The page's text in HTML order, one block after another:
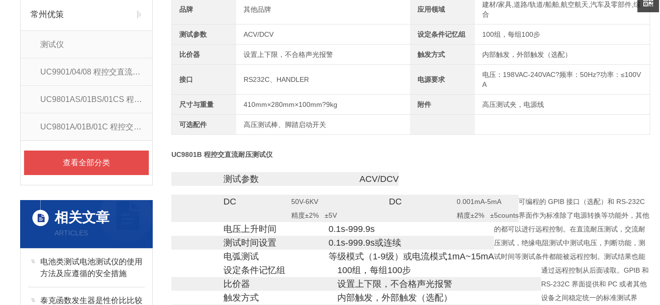
常州优策
测试仪
UC9901/04/08 程控交直流耐压测试仪
UC9801AS/01BS/01CS 程控交直流耐压测试仪
UC9801A/01B/01C 程控交直流耐压测试仪
查看全部分类
相关文章
ARTICLES
电池类测试电池测试仪的使用
方法及应遵循的安全措施
泰克函数发生器是性价比比较
品牌 其他品牌 应用领域
建材/家具,道路/轨道/船舶,航空航天,汽车及零部件,综
合
测试参数 ACV/DCV 设定条件记忆组 100组，每组100步
比价器 设置上下限，不合格声光报警 触发方式 内部触发，外部触发（选配）
接口 RS232C、HANDLER 电源要求
电压：198VAC-240VAC?频率：50Hz?功率：≤100V
A
尺寸与重量 410mm×280mm×100mm?9kg 附件 高压测试夹，电源线
可选配件 高压测试棒、脚踏启动开关
UC9801B 程控交直流耐压测试仪
测试参数 ACV/DCV
DC 50V-6KV
精度±2% ±5V
DC 0.001mA-5mA
精度±2% ±5counts
电压上升时间
0.1s-999.9s
测试时间设置
0.1s-999.9s或连续
电弧测试
等级模式（1-9级）或电流模式1mA~15mA
设定条件记忆组
100组，每组100步
比价器
设置上下限，不合格声光报警
触发方式
内部触发，外部触发（选配）
可编程的 GPIB 接口（选配）和 RS-232C
界面作为标准除了电源转换等功能外，其他
的都可以进行远程控制。在直流耐压测试，交流耐
压测试，绝缘电阻测试中测试电压，判断功能，测
试时间等测试条件都能被远程控制。测试结果也能
通过远程控制从后面读取。GPIB 和
RS-232C 界面提供和 PC 或者其他
设备之间稳定统一的标准测试界